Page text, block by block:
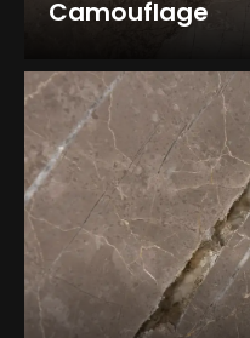
Camouflage